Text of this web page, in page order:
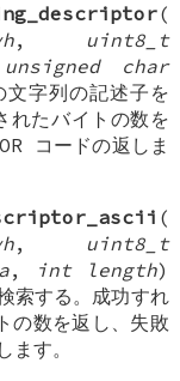
(
, uint8_t
unsigned char
字列の記述子を
れたバイトの数を
コードの返しま
(
, uint8_t
, int length)
する。成功すれ
数を返し、失敗
す。